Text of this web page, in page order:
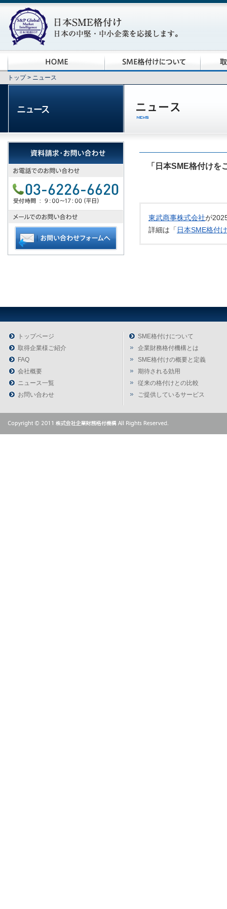
トップ> ニュース
「日本SME格付け
東武商事株式会社が
詳細は「 日本SME格付
トップページ
取得企業様ご紹介
FAQ
会社概要
ニュース一覧
お問い合わせ
SME格付けについて
企業財務格付機構とは
SME格付けの概要と定義
期待される効用
従来の格付けとの比較
ご提供しているサービス